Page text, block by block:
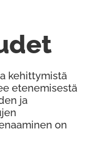
kehittymistä
etenemisestä
ja
on